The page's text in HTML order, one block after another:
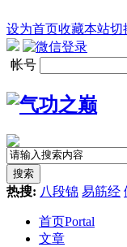
设为首页收藏本站切
帐号
搜索
热搜: 八段锦 易筋经
首页Portal
文章